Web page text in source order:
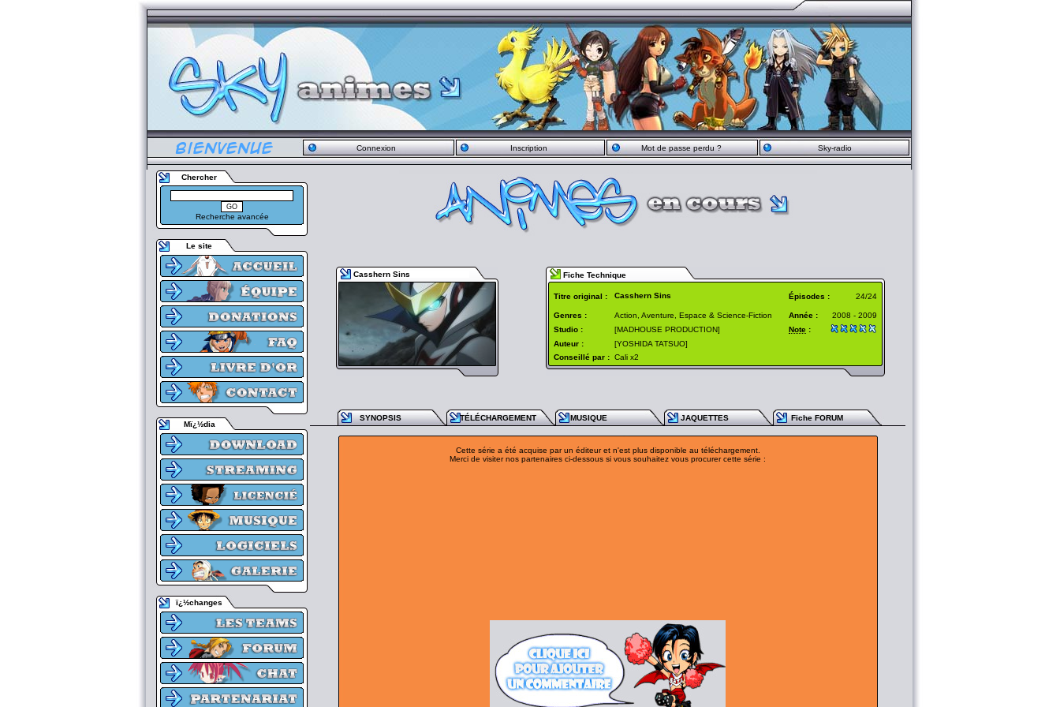
Connexion Inscription Mot de passe perdu ? Sky-radio
Chercher
Recherche avancée
Le site
Mï¿½dia
ï¿½changes
Casshern Sins Fiche Technique
Titre original : Casshern Sins Épisodes : 24/24
Genres : Action, Aventure, Espace & Science-Fiction Année :
2008 - 2009
Studio :
[MADHOUSE PRODUCTION] Note :
Auteur :
[YOSHIDA TATSUO]
Conseillé par : Cali x2
SYNOPSIS TÉLÉCHARGEMENT MUSIQUE JAQUETTES Fiche FORUM
Cette série a été acquise par un éditeur et n'est plus disponible au téléchargement.
Merci de visiter nos partenaires ci-dessous si vous souhaitez vous procurer cette série :